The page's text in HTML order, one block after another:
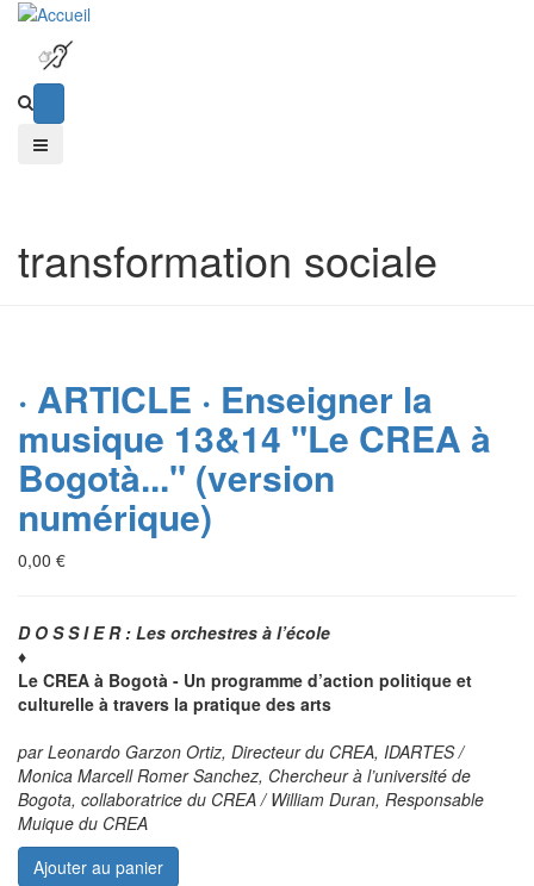
transformation sociale
· ARTICLE · Enseigner la
musique 13&14 "Le CREA à
Bogotà..." (version
numérique)
0,00 €
D O S S I E R : Les orchestres à l’école
♦
Le CREA à Bogotà - Un programme d’action politique et
culturelle à travers la pratique des arts
par Leonardo Garzon Ortiz, Directeur du CREA, IDARTES /
Monica Marcell Romer Sanchez, Chercheur à l’université de
Bogota, collaboratrice du CREA / William Duran, Responsable
Muique du CREA